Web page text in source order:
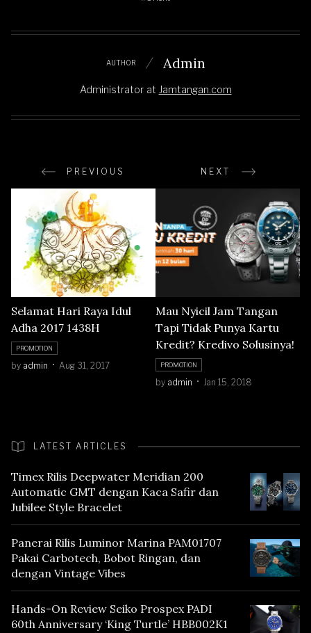
AUTHOR Admin
Administrator at Jamtangan.com
PREVIOUS NEXT
Selamat Hari Raya Idul
Adha 2017 1438H
PROMOTION
by admin Aug 31, 2017
Mau Nyicil Jam Tangan
Tapi Tidak Punya Kartu
Kredit? Kredivo Solusinya!
PROMOTION
by admin Jan 15, 2018
LATEST ARTICLES
Timex Rilis Deepwater Meridian 200
Automatic GMT dengan Kaca Safir dan
Jubilee Style Bracelet
Panerai Rilis Luminor Marina PAM01707
Pakai Carbotech, Bobot Ringan, dan
dengan Vintage Vibes
Hands-On Review Seiko Prospex PADI
60th Anniversary ‘King Turtle’ HBB002K1